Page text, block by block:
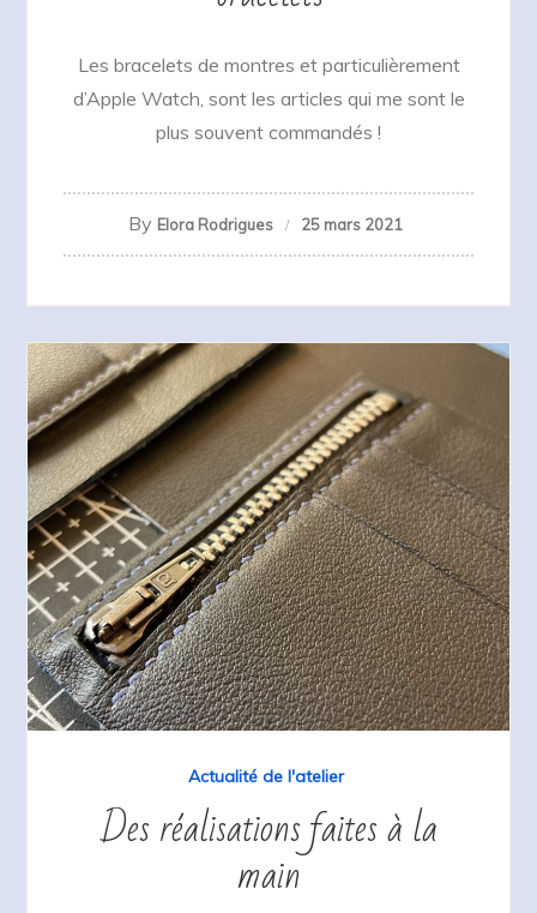
Les bracelets de montres et particulièrement
d’Apple Watch, sont les articles qui me sont le
plus souvent commandés !
By Elora Rodrigues 25 mars 2021
Actualité de l'atelier
Des réalisations faites à la
main